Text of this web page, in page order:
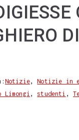
Notizie,Notizie in
Limongi,studenti ,